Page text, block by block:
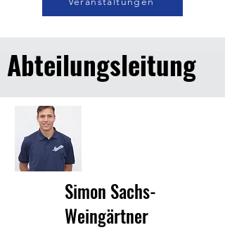
Abteilungsleitung
Simon Sachs-
Weingärtner